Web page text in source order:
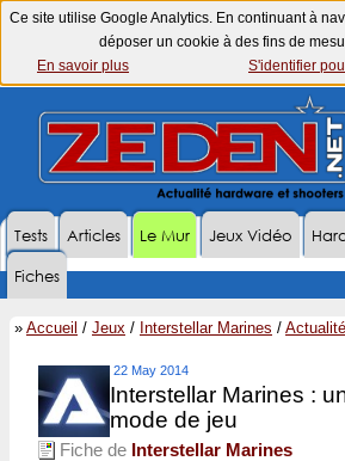
Ce site utilise Google Analytics. En continuant à
déposer un cookie à des fins de
En savoir plus
S'identifier
Tests Articles Le Mur Jeux Vidéo
Fiches
» Accueil / Jeux / Interstellar Marines /
22 May 2014
Interstellar Marines :
mode de jeu
Fiche de Interstellar Marines